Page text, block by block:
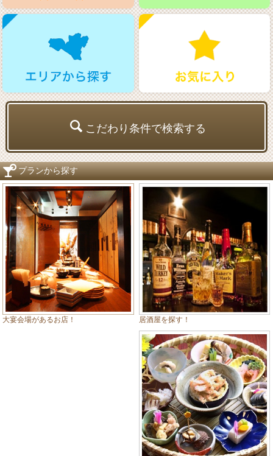
こだわり条件で検索する
プランから探す
大宴会場があるお店！ 居酒屋を探す！